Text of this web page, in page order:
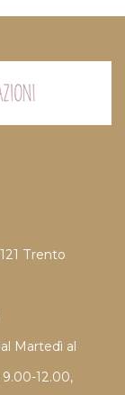
Trento
Martedì al
12.00,